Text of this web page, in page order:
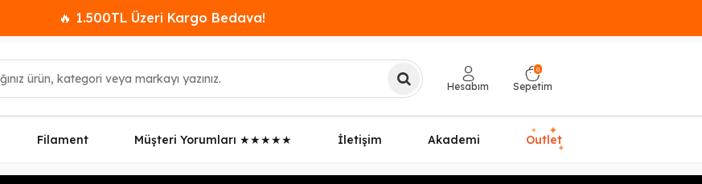
🔥 1.500TL Üzeri Kargo Bedava!
Hesabım
0
Sepetim
Filament Müşteri Yorumları ★★★★★ İletişim Akademi Outlet
✦ ✦
✦